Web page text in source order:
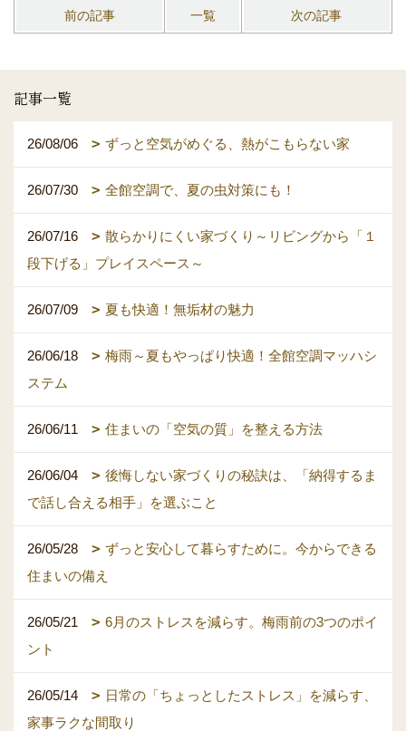
前の記事 一覧 次の記事
記事一覧
26/08/06 ずっと空気がめぐる、熱がこもらない家
26/07/30 全館空調で、夏の虫対策にも！
26/07/16
散らかりにくい家づくり～リビングから「１
段下げる」プレイスペース～
26/07/09 夏も快適！無垢材の魅力
26/06/18
梅雨～夏もやっぱり快適！全館空調マッハシ
ステム
26/06/11 住まいの「空気の質」を整える方法
26/06/04
後悔しない家づくりの秘訣は、「納得するま
で話し合える相手」を選ぶこと
26/05/28
ずっと安心して暮らすために。今からできる
住まいの備え
26/05/21
6月のストレスを減らす。梅雨前の3つのポイ
ント
26/05/14
日常の「ちょっとしたストレス」を減らす、
家事ラクな間取り